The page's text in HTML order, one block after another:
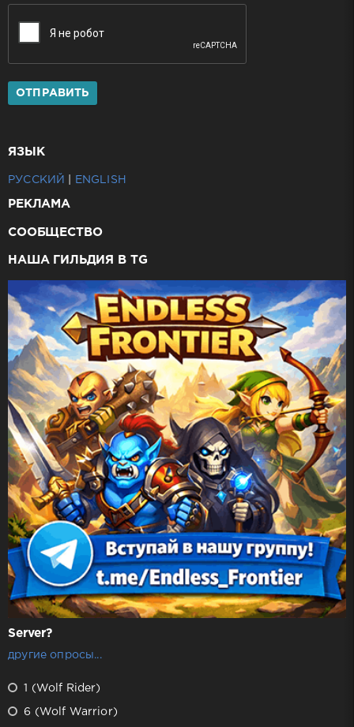
ОТПРАВИТЬ
ЯЗЫК
РУССКИЙ ENGLISH
РЕКЛАМА
СООБЩЕСТВО
НАША ГИЛЬДИЯ В TG
Server?
другие опросы...
1 (Wolf Rider)
6 (Wolf Warrior)